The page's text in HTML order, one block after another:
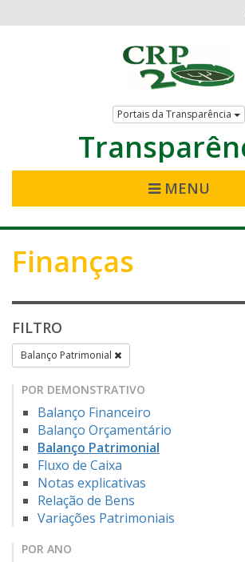
Portais da Transparência
MENU
Finanças
FILTRO
Balanço Patrimonial
POR DEMONSTRATIVO
Balanço Financeiro
Balanço Orçamentário
Balanço Patrimonial
Fluxo de Caixa
Notas explicativas
Relação de Bens
Variações Patrimoniais
POR ANO